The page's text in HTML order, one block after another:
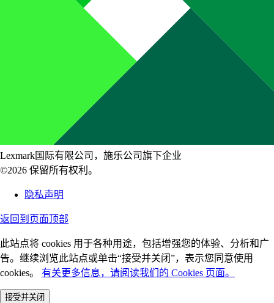
Lexmark国际有限公司，施乐公司旗下企业
©2026 保留所有权利。
隐私声明
返回到页面顶部
此站点将 cookies 用于各种用途，包括增强您的体验、分析和广
告。继续浏览此站点或单击“接受并关闭”，表示您同意使用
cookies。 有关更多信息，请阅读我们的 Cookies 页面。
接受并关闭